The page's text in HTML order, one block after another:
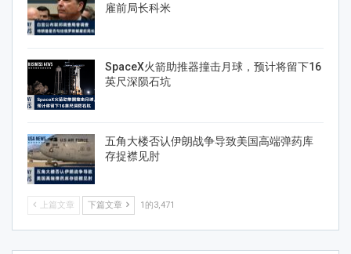
雇前局长科米
SpaceX火箭助推器撞击月球，预计将留下16
英尺深陨石坑
五角大楼否认伊朗战争导致美国高端弹药库
存捉襟见肘
上篇文章 下篇文章 1的3,471